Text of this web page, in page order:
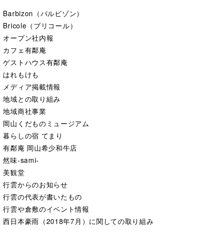
Barbizon（バルビゾン）
Bricole（ブリコール）
オープン社内報
カフェ有鄰庵
ゲストハウス有鄰庵
はれもけも
メディア掲載情報
地域との取り組み
地域商社事業
岡山くだものミュージアム
暮らしの宿 てまり
有鄰庵 岡山希少和牛店
然味-sami-
美観堂
行雲からのお知らせ
行雲の代表が書いたもの
行雲や倉敷のイベント情報
西日本豪雨（2018年7月）に関しての取り組み